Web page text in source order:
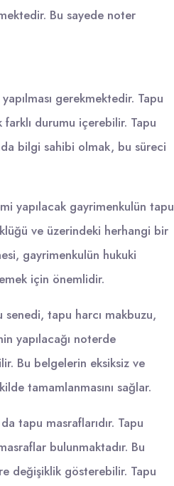
Bu sayede noter
gerekmektedir. Tapu
durumu içerebilir. Tapu
bilgi sahibi olmak, bu süreci
yapılacak gayrimenkulün tapu
ve üzerindeki herhangi bir
gayrimenkulün hukuki
için önemlidir.
tapu harcı makbuzu,
yapılacağı noterde
Bu belgelerin eksiksiz ve
tamamlanmasını sağlar.
tapu masraflarıdır. Tapu
bulunmaktadır. Bu
değişiklik gösterebilir. Tapu